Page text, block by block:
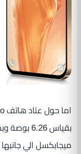
ميجابكسل الي